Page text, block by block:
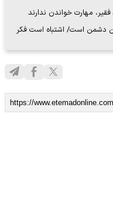
دشمن است/ اشتباه است فکر